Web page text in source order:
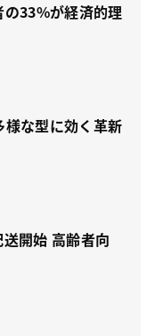
33%が経済的理
な型に効く革新
開始 高齢者向